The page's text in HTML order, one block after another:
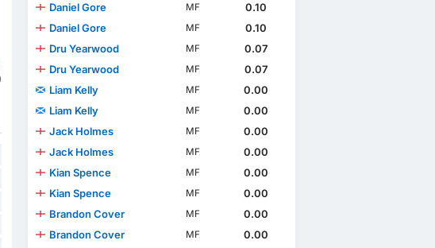
Daniel Gore
MF
0.10
Daniel Gore
MF
0.10
Dru Yearwood
MF
0.07
Dru Yearwood
MF
0.07
Liam Kelly
MF
0.00
Liam Kelly
MF
0.00
Jack Holmes
MF
0.00
Jack Holmes
MF
0.00
Kian Spence
MF
0.00
Kian Spence
MF
0.00
Brandon Cover
MF
0.00
Brandon Cover
MF
0.00